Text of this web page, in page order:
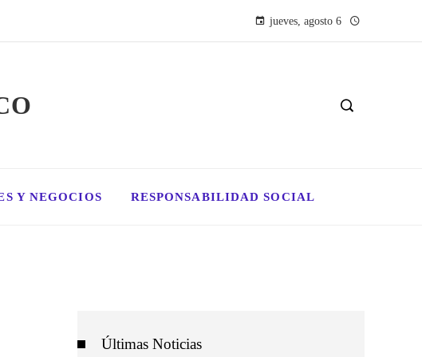
jueves, agosto 6
Y NEGOCIOS RESPONSABILIDAD SOCIAL
Últimas Noticias